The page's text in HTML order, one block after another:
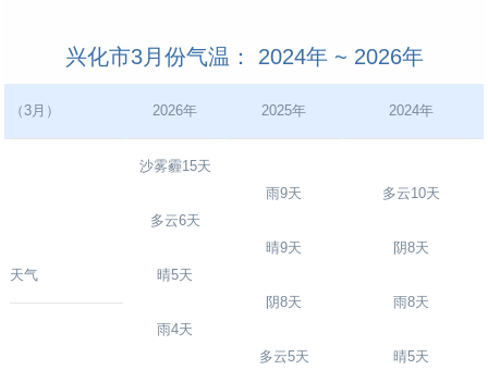
兴化市3月份气温： 2024年 ~ 2026年
（3月） 2026年 2025年 2024年
天气
沙雾霾15天
多云6天
晴5天
雨4天
雨9天
晴9天
阴8天
多云5天
多云10天
阴8天
雨8天
晴5天